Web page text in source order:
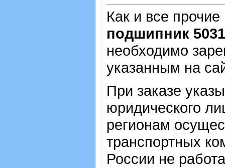
Как и все
подшипник
необходимо
указанным на
При заказе
юридического
регионам
транспортных
России не